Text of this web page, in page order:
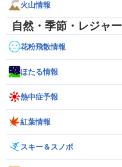
火山情報
自然・季節・レジャ
花粉飛散情報
ほたる情報
熱中症予報
紅葉情報
スキー＆スノボ